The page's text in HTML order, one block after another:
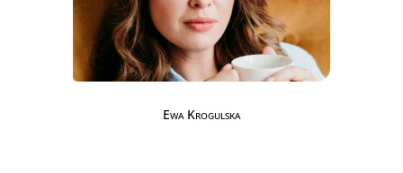
Ewa Krogulska